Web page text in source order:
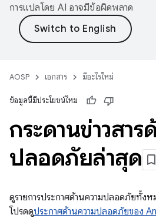
การแปลโดย AI อาจมีข้อผิดพลาด
AOSP เอกสาร มีอะไรใหม่
ข้อมูลนี้มีประโยชน์ไหม
กระดานข่าวสาร
ปลอดภัยล่าสุด
ดูรายการประกาศด้านความปลอดภัยทั้ง
โปรดดูประกาศด้านความปลอดภัยของ